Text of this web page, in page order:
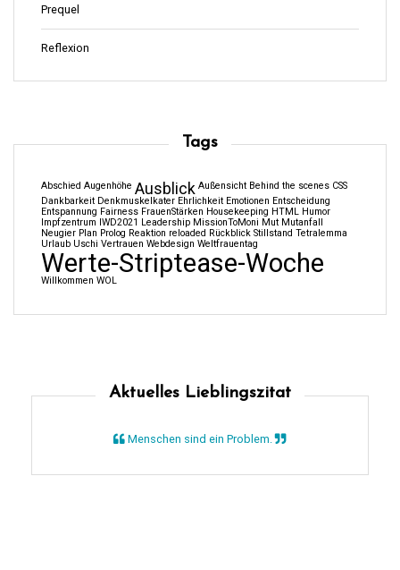
Prequel
Reflexion
Tags
Abschied Augenhöhe Ausblick Außensicht Behind the scenes CSS
Dankbarkeit Denkmuskelkater Ehrlichkeit Emotionen Entscheidung
Entspannung Fairness FrauenStärken Housekeeping HTML Humor
Impfzentrum IWD2021 Leadership MissionToMoni Mut Mutanfall
Neugier Plan Prolog Reaktion reloaded Rückblick Stillstand Tetralemma
Urlaub Uschi Vertrauen Webdesign Weltfrauentag
Werte-Striptease-Woche
Willkommen WOL
Aktuelles Lieblingszitat
Menschen sind ein Problem.